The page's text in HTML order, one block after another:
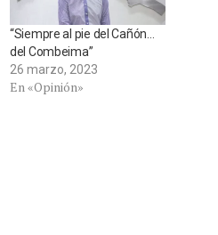
“Siempre al pie del Cañón…
del Combeima”
26 marzo, 2023
En «Opinión»